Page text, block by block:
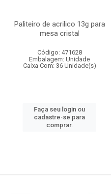
Paliteiro de acrilico 13g para
mesa cristal
Código: 471628
Embalagem: Unidade
Caixa Com: 36 Unidade(s)
Faça seu login ou
cadastre-se para
comprar.